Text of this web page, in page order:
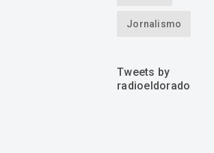
Jornalismo
Tweets by
radioeldorado